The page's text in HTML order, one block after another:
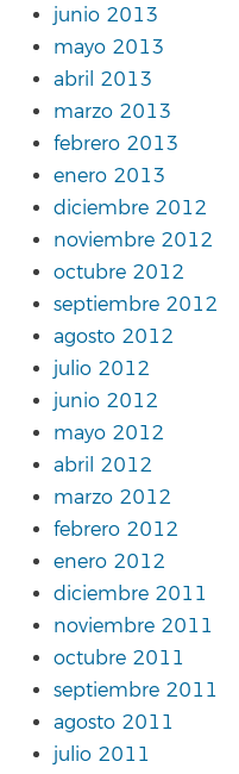
junio 2013
mayo 2013
abril 2013
marzo 2013
febrero 2013
enero 2013
diciembre 2012
noviembre 2012
octubre 2012
septiembre 2012
agosto 2012
julio 2012
junio 2012
mayo 2012
abril 2012
marzo 2012
febrero 2012
enero 2012
diciembre 2011
noviembre 2011
octubre 2011
septiembre 2011
agosto 2011
julio 2011